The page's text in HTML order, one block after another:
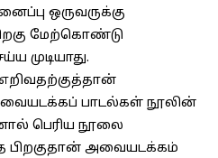
ஒருவருக்கு
மேற்கொண்டு
முடியாது.
பாடல்கள் நூலின்
பெரிய நூலை
பிறகுதான் அவையடக்கம்